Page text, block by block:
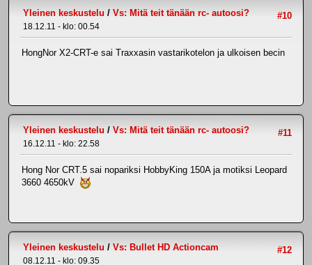
#10
Yleinen keskustelu / Vs: Mitä teit tänään rc- autoosi?
18.12.11 - klo: 00.54
HongNor X2-CRT-e sai Traxxasin vastarikotelon ja ulkoisen becin
#11
Yleinen keskustelu / Vs: Mitä teit tänään rc- autoosi?
16.12.11 - klo: 22.58
Hong Nor CRT.5 sai nopariksi HobbyKing 150A ja motiksi Leopard
3660 4650kV
#12
Yleinen keskustelu / Vs: Bullet HD Actioncam
08.12.11 - klo: 09.35